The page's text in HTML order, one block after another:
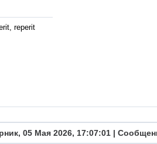
reperit
05 Мая 2026, 17:07:01 |